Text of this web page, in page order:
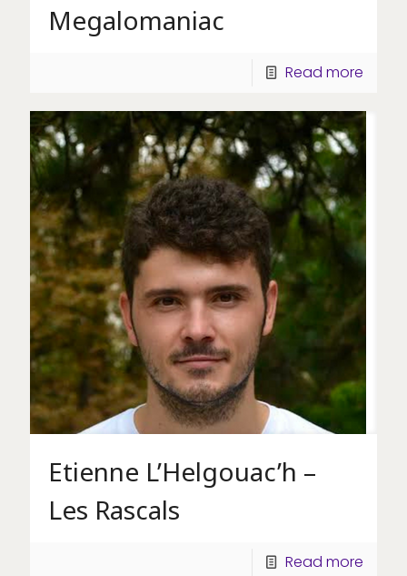
Megalomaniac
Read more
Etienne L’Helgouac’h –
Les Rascals
Read more